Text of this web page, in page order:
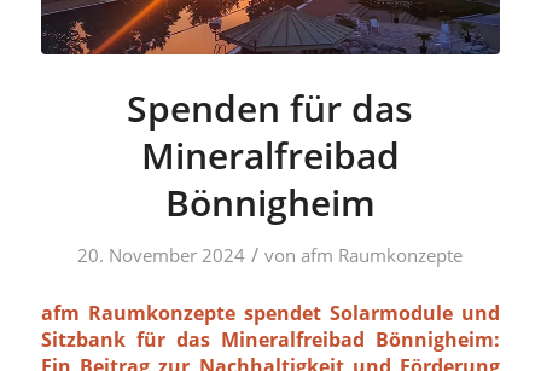
Spenden für das
Mineralfreibad
Bönnigheim
20. November 2024 / vonafm Raumkonzepte
afm Raumkonzepte spendet Solarmodule und
Sitzbank für das Mineralfreibad Bönnigheim: